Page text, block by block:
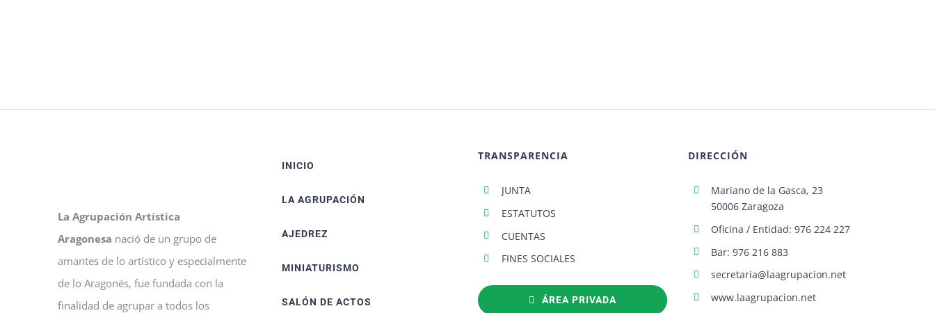
La Agrupación Artística
Aragonesa nació de un grupo de
amantes de lo artístico y especialmente
de lo Aragonés, fue fundada con la
finalidad de agrupar a todos los
INICIO
LA AGRUPACIÓN
AJEDREZ
MINIATURISMO
SALÓN DE ACTOS
TRANSPARENCIA
JUNTA
ESTATUTOS
CUENTAS
FINES SOCIALES
ÁREA PRIVADA
DIRECCIÓN
Mariano de la Gasca, 23
50006 Zaragoza
Oficina / Entidad: 976 224 227
Bar: 976 216 883
secretaria@laagrupacion.net
www.laagrupacion.net